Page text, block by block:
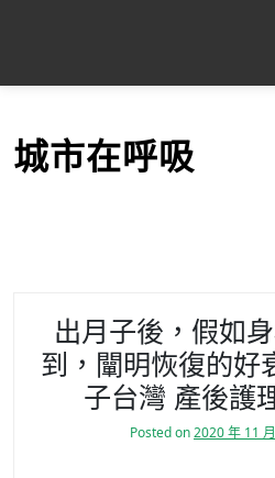
p
城市在呼吸
出月子後，假如
到，闡明恢復的好
子台灣 產後護
Posted on2020 年 11